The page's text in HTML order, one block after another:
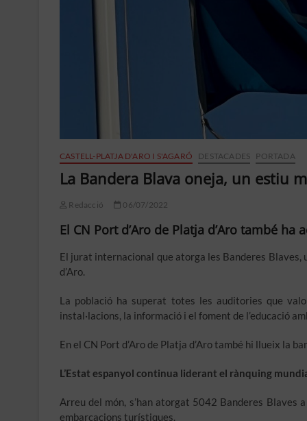
CASTELL-PLATJA D'ARO I S'AGARÓ DESTACADES PORTADA
La Bandera Blava oneja, un estiu
Redacció 06/07/2022
El CN Port d’Aro de Platja d’Aro també
El jurat internacional que atorga les Banderes Blaves,
d’Aro.
La població ha superat totes les auditories que
instal·lacions, la informació i el foment de l’educació
En el CN Port d’Aro de Platja d’Aro també hi llueix la
L’Estat espanyol continua liderant el rànquing
Arreu del món, s’han atorgat 5042 Banderes
embarcacions turístiques.